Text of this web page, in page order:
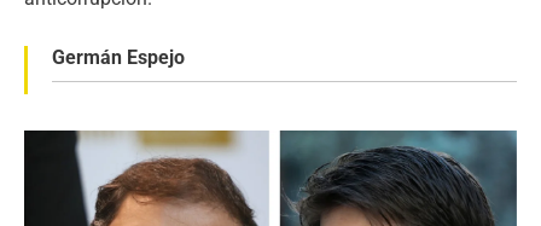
Germán Espejo